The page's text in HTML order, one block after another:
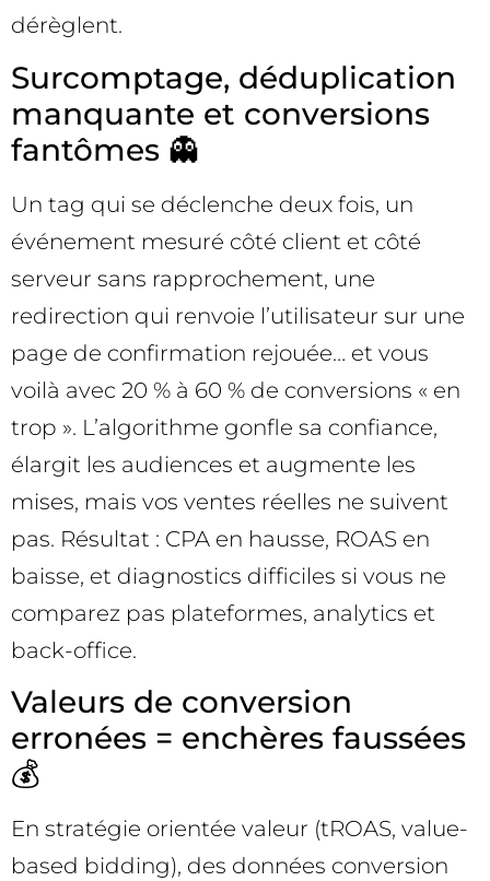
dérèglent.
Surcomptage, déduplication
manquante et conversions
fantômes 👻
Un tag qui se déclenche deux fois, un
événement mesuré côté client et côté
serveur sans rapprochement, une
redirection qui renvoie l’utilisateur sur une
page de confirmation rejouée… et vous
voilà avec 20 % à 60 % de conversions « en
trop ». L’algorithme gonfle sa confiance,
élargit les audiences et augmente les
mises, mais vos ventes réelles ne suivent
pas. Résultat : CPA en hausse, ROAS en
baisse, et diagnostics difficiles si vous ne
comparez pas plateformes, analytics et
back-office.
Valeurs de conversion
erronées = enchères faussées
💰
En stratégie orientée valeur (tROAS, value-
based bidding), des données conversion